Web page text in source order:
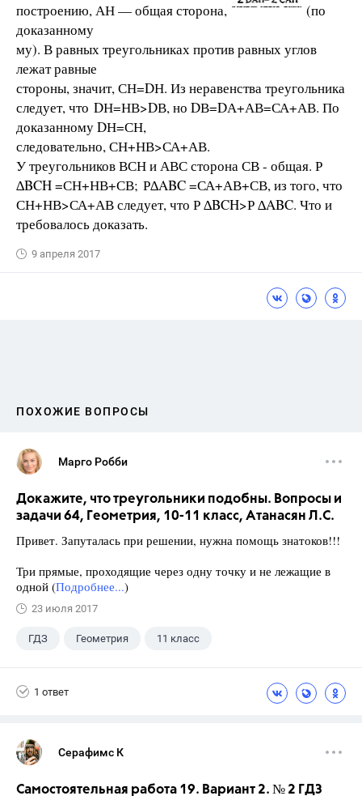
построению, АН — общая сторона,
(по
доказанному
му). В равных треугольниках против равных углов
лежат равные
стороны, значит, СН=DН. Из неравенства треугольника
следует, что DН=НВ>DВ, но DВ=DА+АВ=СА+АВ. По
доказанному DН=СН,
следовательно, СН+НВ>СА+АВ.
У треугольников ВСН и АВС сторона СВ - общая. Р
∆BCH =СН+НВ+СВ; Р∆ABC =СА+АВ+СВ, из того, что
СН+НВ>СА+АВ следует, что Р ∆BCH>Р ∆ABC. Что и
требовалось доказать.
9 апреля 2017
ПОХОЖИЕ ВОПРОСЫ
Марго Робби
Докажите, что треугольники подобны. Вопросы и
задачи 64, Геометрия, 10-11 класс, Атанасян Л.С.
Привет. Запуталась при решении, нужна помощь знатоков!!!
Три прямые, проходящие через одну точку и не лежащие в
одной (Подробнее...)
23 июля 2017
ГДЗ Геометрия 11 класс
1 ответ
Серафимс К
Самостоятельная работа 19. Вариант 2. № 2 ГДЗ